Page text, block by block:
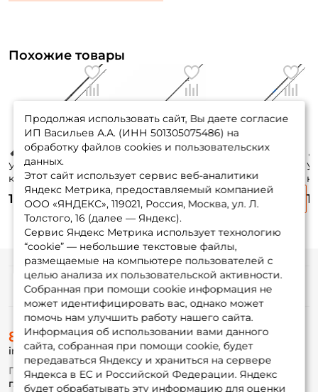
Похожие товары
Удилище
кастинговое
Nautilus Imperial
264см. 25-90гр.
192гр. Fast / IMC-
862XH
14 010 ₽
кастинговое Zetrix
HAYRON 236см.
max-112гр. 160гр.
fast / HRC-79SBE
2nd Gen
11 220 ₽
кастинговое
Narval Fishing
River Dance 252см.
13 890 ₽
Продолжая использовать сайт, Вы даете согласие
ИП Васильев А.А. (ИНН 501305075486) на
обработку файлов cookies и пользовательских
данных.
Этот сайт использует сервис веб-аналитики
Яндекс Метрика, предоставляемый компанией
ООО «ЯНДЕКС», 119021, Россия, Москва, ул. Л.
Толстого, 16 (далее — Яндекс).
Сервис Яндекс Метрика использует технологию
“cookie” — небольшие текстовые файлы,
размещаемые на компьютере пользователей с
целью анализа их пользовательской активности.
Собранная при помощи cookie информация не
может идентифицировать вас, однако может
помочь нам улучшить работу нашего сайта.
Информация об использовании вами данного
сайта, собранная при помощи cookie, будет
передаваться Яндексу и храниться на сервере
Яндекса в ЕС и Российской Федерации. Яндекс
будет обрабатывать эту информацию для оценки
Информация
О магазине
Доставка
Оплата
Fox-bonus
Гуру
8 (495) 532-77-88
info@foxfishing.ru
По вопросам с заказом
г. Москва, ул. Плеханова д.7